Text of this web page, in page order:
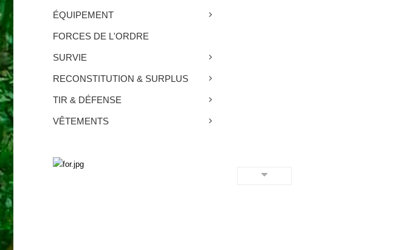
ÉQUIPEMENT
FORCES DE L'ORDRE
SURVIE
RECONSTITUTION & SURPLUS
TIR & DÉFENSE
VÊTEMENTS